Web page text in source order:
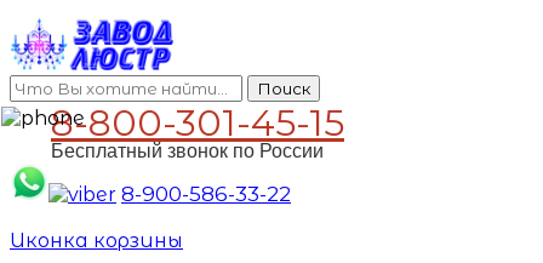
Поиск
8-800-301-45-15
Бесплатный звонок по России
8-900-586-33-22
Иконка корзины